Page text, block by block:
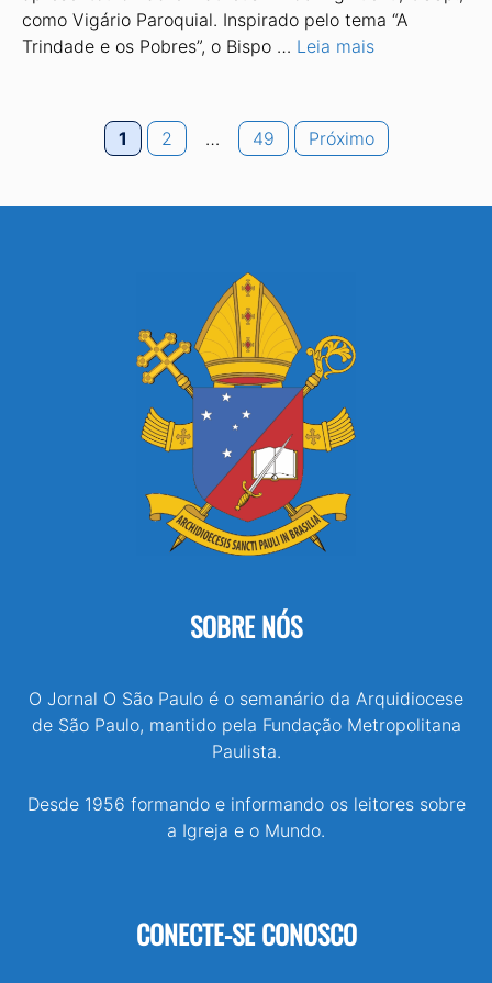
como Vi­gário Paroquial. Inspirado pelo tema “A
Trindade e os Pobres”, o Bispo … Leia mais
Page
1 Page
2 … Page
49 Próximo
SOBRE NÓS
O Jornal O São Paulo é o semanário da Arquidiocese
de São Paulo, mantido pela Fundação Metropolitana
Paulista.
Desde 1956 formando e informando os leitores sobre
a Igreja e o Mundo.
CONECTE-SE CONOSCO